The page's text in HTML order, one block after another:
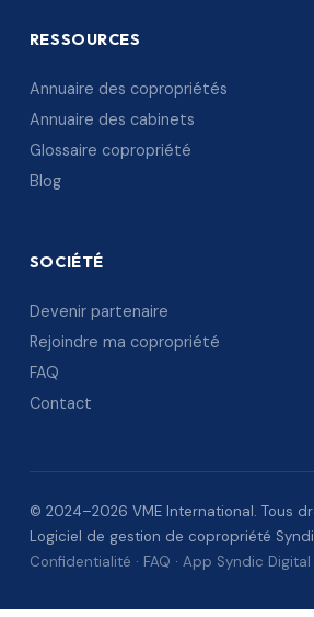
RESSOURCES
Annuaire des copropriétés
Annuaire des cabinets
Glossaire copropriété
Blog
SOCIÉTÉ
Devenir partenaire
Rejoindre ma copropriété
FAQ
Contact
© 2024–2026 VME International. Tous
Logiciel de gestion de copropriété
Confidentialité · FAQ · App Syndic Digital